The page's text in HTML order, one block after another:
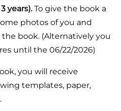
years).To give the book a
photos of you and
book. (Alternatively you
until the 06/22/2026)
you will receive
templates, paper,